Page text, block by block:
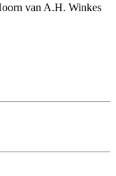
van A.H. Winkes